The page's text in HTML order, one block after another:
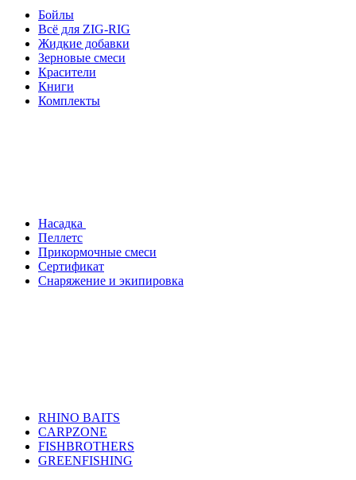
Бойлы
Всё для ZIG-RIG
Жидкие добавки
Зерновые смеси
Красители
Книги
Комплекты
Насадка
Пеллетс
Прикормочные смеси
Сертификат
Снаряжение и экипировка
RHINO BAITS
CARPZONE
FISHBROTHERS
GREENFISHING